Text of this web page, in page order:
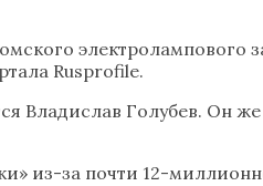
электролампового
Rusprofile.
Владислав Голубев. Он
из-за почти 12-